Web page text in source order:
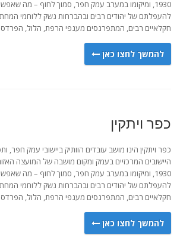
1930, ומיקומו במערב עמק חפר, סמוך לחוף – מה
להעפלתם של יהודים רבים ובהברחות נשק ללוחמי
חקלאיים רבים, המתפרנסים מענפי הרפת, הלול, הפרדס
להמשך לחצו כאן
כפר ויתקין
כפר ויתקין הינו מושב עובדים הוותיק ביישובי עמק
היישובים המרכזיים בעמק ומקום מושבה של המועצה
1930, ומיקומו במערב עמק חפר, סמוך לחוף – מה
להעפלתם של יהודים רבים ובהברחות נשק ללוחמי
חקלאיים רבים, המתפרנסים מענפי הרפת, הלול, הפרדס
להמשך לחצו כאן